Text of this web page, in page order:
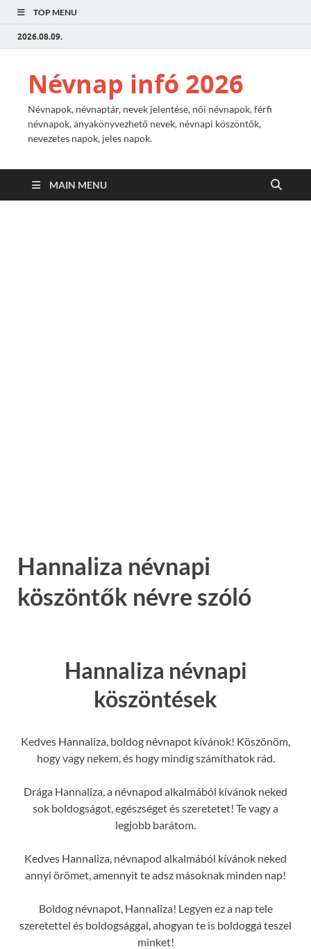
TOP MENU
2026.08.09.
Névnap infó 2026
Névnapok, névnaptár, nevek jelentése, női névnapok, férfi
névnapok, anyakönyvezhető nevek, névnapi köszöntők,
nevezetes napok, jeles napok.
MAIN MENU
Hannaliza névnapi
köszöntők névre szóló
Hannaliza névnapi
köszöntések
Kedves Hannaliza, boldog névnapot kívánok! Köszönöm,
hogy vagy nekem, és hogy mindig számíthatok rád.
Drága Hannaliza, a névnapod alkalmából kívánok neked
sok boldogságot, egészséget és szeretetet! Te vagy a
legjobb barátom.
Kedves Hannaliza, névnapod alkalmából kívánok neked
annyi örömet, amennyit te adsz másoknak minden nap!
Boldog névnapot, Hannaliza! Legyen ez a nap tele
szeretettel és boldogsággal, ahogyan te is boldoggá teszel
minket!